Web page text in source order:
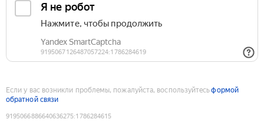
Если у вас возникли проблемы, пожалуйста, воспользуйтесьформой
обратной связи
9195066886640636275:1786284615